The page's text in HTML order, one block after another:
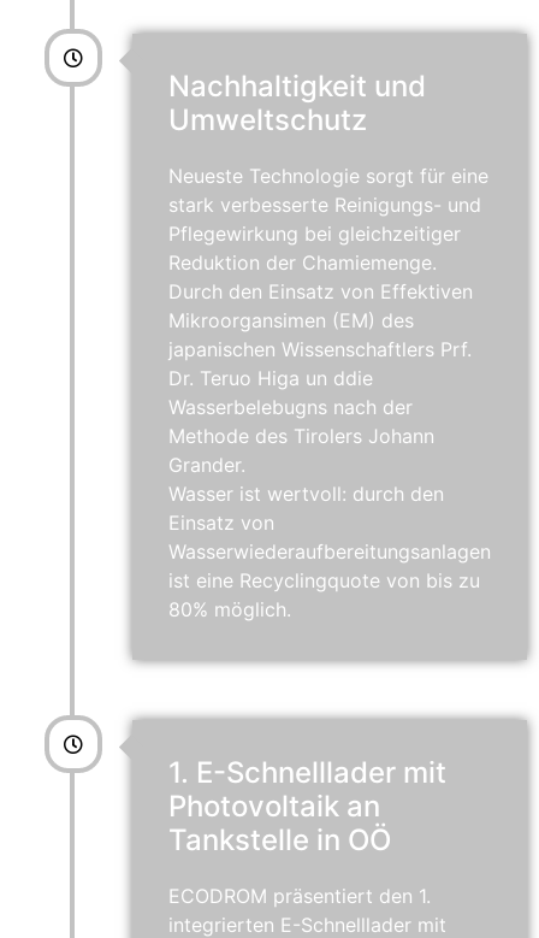
Nachhaltigkeit und
Umweltschutz
Neueste Technologie sorgt für eine
stark verbesserte Reinigungs- und
Pflegewirkung bei gleichzeitiger
Reduktion der Chamiemenge.
Durch den Einsatz von Effektiven
Mikroorgansimen (EM) des
japanischen Wissenschaftlers Prf.
Dr. Teruo Higa un ddie
Wasserbelebugns nach der
Methode des Tirolers Johann
Grander.
Wasser ist wertvoll: durch den
Einsatz von
Wasserwiederaufbereitungsanlagen
ist eine Recyclingquote von bis zu
80% möglich.
1. E-Schnelllader mit
Photovoltaik an
Tankstelle in OÖ
ECODROM präsentiert den 1.
integrierten E-Schnelllader mit